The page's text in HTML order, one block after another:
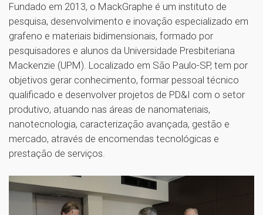
Fundado em 2013, o MackGraphe é um instituto de
pesquisa, desenvolvimento e inovação especializado em
grafeno e materiais bidimensionais, formado por
pesquisadores e alunos da Universidade Presbiteriana
Mackenzie (UPM). Localizado em São Paulo-SP, tem por
objetivos gerar conhecimento, formar pessoal técnico
qualificado e desenvolver projetos de PD&I com o setor
produtivo, atuando nas áreas de nanomateriais,
nanotecnologia, caracterização avançada, gestão e
mercado, através de encomendas tecnológicas e
prestação de serviços.